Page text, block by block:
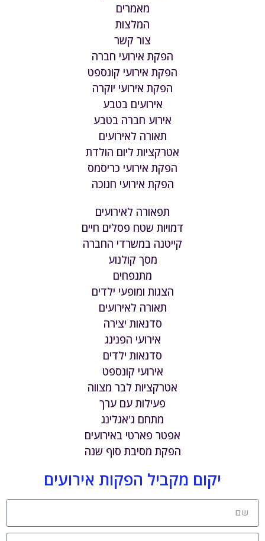
מאמרים
המלצות
צור קשר
הפקת אירועי חברה
הפקת אירועי קונספט
הפקת אירועי יוקרה
אירועים בטבע
אירוע חברה בטבע
תאורה לאירועים
אטרקציות ליום הולדת
הפקת אירועי כריסמס
הפקת אירועי חנוכה
תפאורה לאירועים
דמויות שטח פסלים חיים
קייטנה במשרדי החברה
מסך קולנוע
מתנפחים
הצגות ומופעי ילדים
תאורה לאירועים
סדנאות יצירה
אירועי הפנינג
סדנאות ילדים
אירועי קונספט
אטרקציות לבר מצווה
פעילות עם ערך
מתחם ג'אגלינג
אפטר פארטי באירועים
הפקת מסיבת סוף שנה
יקום מקביל הפקות אירועים